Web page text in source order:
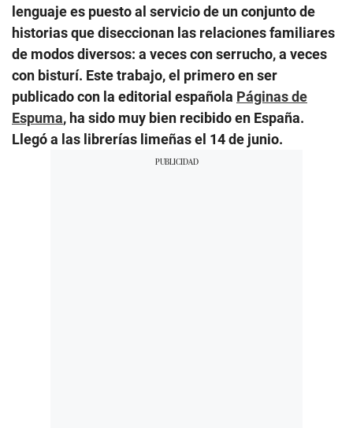
lenguaje es puesto al servicio de un conjunto de
historias que diseccionan las relaciones familiares
de modos diversos: a veces con serrucho, a veces
con bisturí. Este trabajo, el primero en ser
publicado con la editorial española Páginas de
Espuma, ha sido muy bien recibido en España.
Llegó a las librerías limeñas el 14 de junio.